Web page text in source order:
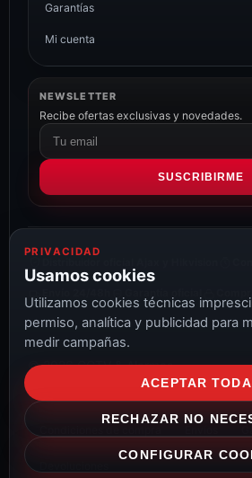
Garantías
Mi cuenta
NEWSLETTER
Recibe ofertas exclusivas y novedades.
Correo
electrónico
SUSCRIBIRME
© 2026 CCTV & Alarmas
PRIVACIDAD
Usamos cookies
Utilizamos cookies técnicas
permiso, analítica y publicidad para
medir campañas.
ACEPTAR
RECHAZAR NO
CONFIGURAR